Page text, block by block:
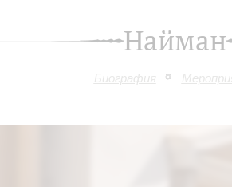
Найман
Биография